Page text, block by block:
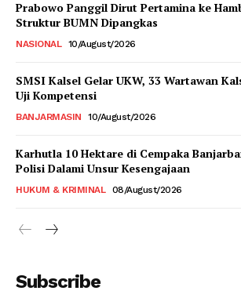
Prabowo Panggil Dirut Pertamina ke
Struktur BUMN Dipangkas
NASIONAL 10/August/2026
SMSI Kalsel Gelar UKW, 33 Wartawan
Uji Kompetensi
BANJARMASIN 10/August/2026
Karhutla 10 Hektare di Cempaka
Polisi Dalami Unsur Kesengajaan
HUKUM & KRIMINAL 08/August/2026
Subscribe